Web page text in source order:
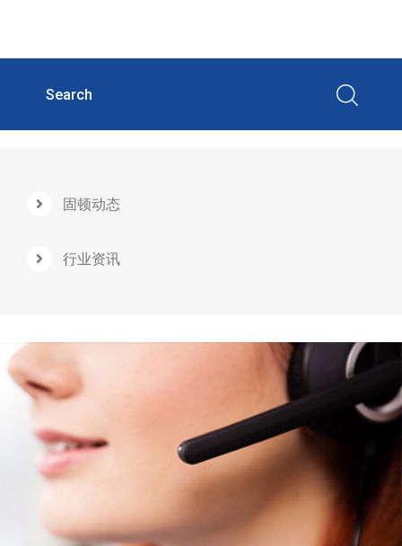
固顿动态
行业资讯